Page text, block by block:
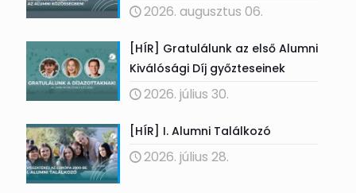
2026. augusztus 06.
[HÍR] Gratulálunk az első Alumni
Kiválósági Díj győzteseinek
2026. július 30.
[HÍR] I. Alumni Találkozó
2026. július 28.